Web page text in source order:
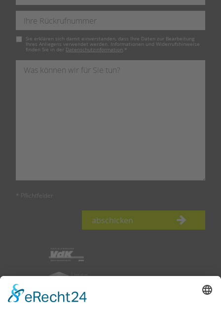
Pflichtfeld
Sie erklären sich damit einverstanden, dass Ihre Daten zur Bearbeitung
Ihres Anliegens verwendet werden. Informationen und Widerrufshinweise
finden Sie in der Datenschutzinformation. *
* Pflichtfelder
abschicken